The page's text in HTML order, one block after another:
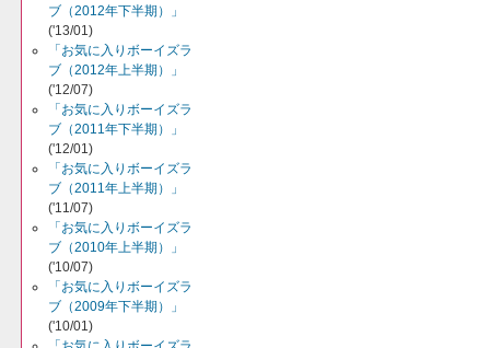
ブ（2012年下半期）」
('13/01)
「お気に入りボーイズラ
ブ（2012年上半期）」
('12/07)
「お気に入りボーイズラ
ブ（2011年下半期）」
('12/01)
「お気に入りボーイズラ
ブ（2011年上半期）」
('11/07)
「お気に入りボーイズラ
ブ（2010年上半期）」
('10/07)
「お気に入りボーイズラ
ブ（2009年下半期）」
('10/01)